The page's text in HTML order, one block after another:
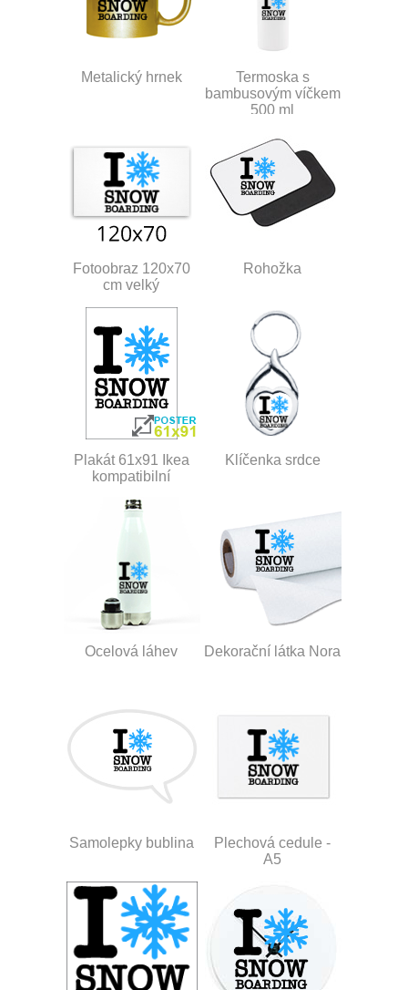
Metalický hrnek
Termoska s
bambusovým víčkem
500 ml
Fotoobraz 120x70
cm velký
Rohožka
Plakát 61x91 Ikea
kompatibilní
Klíčenka srdce
Ocelová láhev Dekorační látka Nora
Samolepky bublina
Plechová cedule -
A5